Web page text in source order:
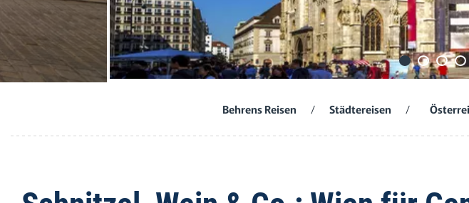
Behrens Reisen / Städtereisen /